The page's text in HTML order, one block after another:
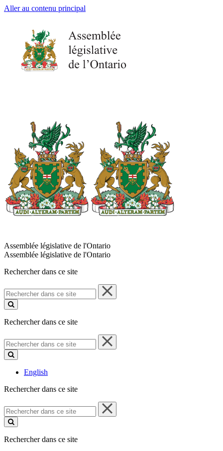
Aller au contenu principal
Assemblée législative de l'Ontario
Assemblée législative de l'Ontario
Rechercher dans ce site
Rechercher
dans
ce
Rechercher dans ce site
Rechercher
dans
ce
English
Rechercher dans ce site
Rechercher
dans
ce
Rechercher dans ce site